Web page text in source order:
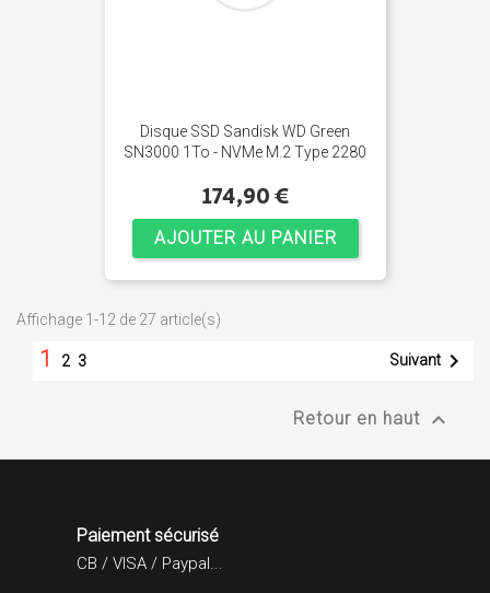
Disque SSD Sandisk WD Green
SN3000 1To - NVMe M.2 Type 2280
174,90 €
AJOUTER AU PANIER
Affichage 1-12 de 27 article(s)
1 2 3 Suivant
Retour en haut 
Paiement sécurisé
CB / VISA / Paypal...